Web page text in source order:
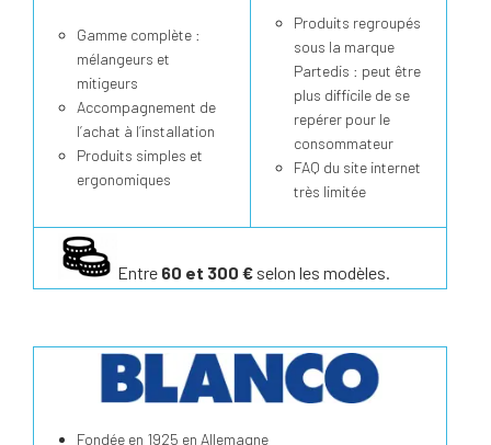
Gamme complète :
mélangeurs et
mitigeurs
Accompagnement de
l’achat à l’installation
Produits simples et
ergonomiques
Produits regroupés
sous la marque
Partedis : peut être
plus difficile de se
repérer pour le
consommateur
FAQ du site internet
très limitée
Entre 60 et 300 € selon les modèles.
Fondée en 1925 en Allemagne